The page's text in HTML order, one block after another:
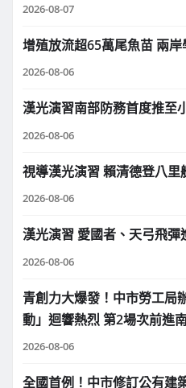
2026-08-07
增殖放流超65萬尾魚苗 兩
2026-08-06
漢光演習南部防務首度推至
2026-08-06
視導漢光演習 賴清德登八
2026-08-06
漢光演習 愛國者、天弓飛
2026-08-06
青創力大爆發！中市勞工局
動」迴響熱烈 第2場次前進
2026-08-06
全國首例！中市修訂公有